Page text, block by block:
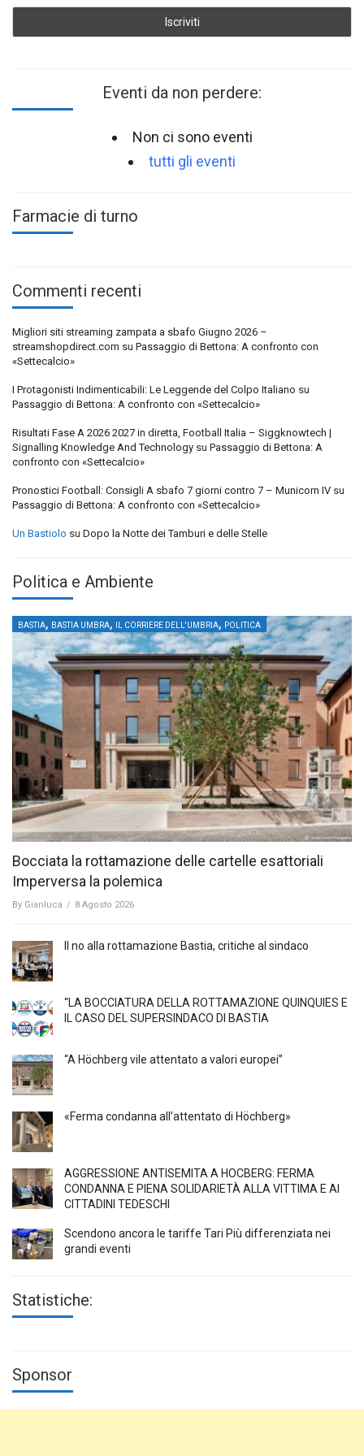
Eventi da non perdere:
Non ci sono eventi
tutti gli eventi
Farmacie di turno
Commenti recenti
Migliori siti streaming zampata a sbafo Giugno 2026 –
streamshopdirect.com su Passaggio di Bettona: A confronto con
«Settecalcio»
I Protagonisti Indimenticabili: Le Leggende del Colpo Italiano su
Passaggio di Bettona: A confronto con «Settecalcio»
Risultati Fase A 2026 2027 in diretta, Football Italia – Siggknowtech |
Signalling Knowledge And Technology su Passaggio di Bettona: A
confronto con «Settecalcio»
Pronostici Football: Consigli A sbafo 7 giorni contro 7 – Municorn IV su
Passaggio di Bettona: A confronto con «Settecalcio»
Un Bastiolo su Dopo la Notte dei Tamburi e delle Stelle
Politica e Ambiente
BASTIA, BASTIA UMBRA, IL CORRIERE DELL'UMBRIA, POLITICA
Bocciata la rottamazione delle cartelle esattoriali
Imperversa la polemica
By Gianluca / 8 Agosto 2026
Il no alla rottamazione Bastia, critiche al sindaco
“LA BOCCIATURA DELLA ROTTAMAZIONE QUINQUIES E
IL CASO DEL SUPERSINDACO DI BASTIA
“A Höchberg vile attentato a valori europei”
«Ferma condanna all’attentato di Höchberg»
AGGRESSIONE ANTISEMITA A HÖCBERG: FERMA
CONDANNA E PIENA SOLIDARIETÀ ALLA VITTIMA E AI
CITTADINI TEDESCHI
Scendono ancora le tariffe Tari Più differenziata nei
grandi eventi
Statistiche:
Sponsor